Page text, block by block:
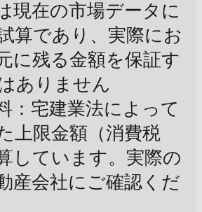
現在の市場データに
算であり、実際にお
に残る金額を保証す
ありません
：宅建業法によって
上限金額（消費税
しています。実際の
産会社にご確認くだ